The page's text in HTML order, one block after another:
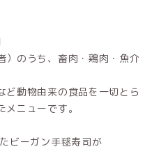
）のうち、畜肉・鶏肉・魚介
ど動物由来の食品を一切とら
ニューです。
ビーガン手毬寿司が